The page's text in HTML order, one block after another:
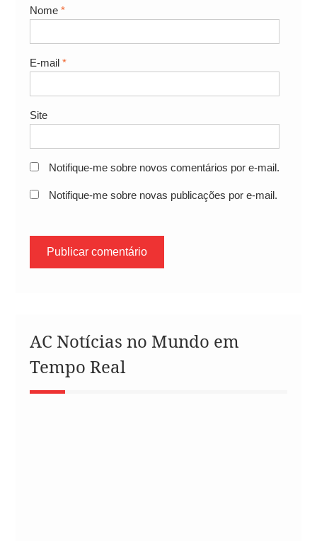
Nome *
E-mail *
Site
Notifique-me sobre novos comentários por e-mail.
Notifique-me sobre novas publicações por e-mail.
AC Notícias no Mundo em
Tempo Real